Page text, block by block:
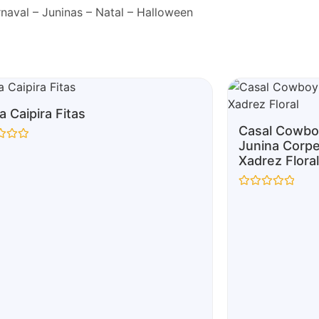
Mascote
– Juninas – Natal – Halloween
Caipira Fitas
Casal
Junina
Xadrez Floral